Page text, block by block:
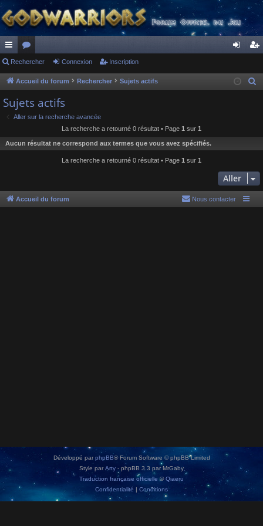
ac
co
ur
ci
or
u
s
ne cri
Rechercher Connexion Inscription
Accueil du forum Rechercher Sujets actifs
h
e
Sujets actifs
Aller sur la recherche avancée
La recherche a retourné 0 résultat • Page 1 sur 1
Aucun résultat ne correspond aux termes que vous avez spécifiés.
La recherche a retourné 0 résultat • Page 1 sur 1
Aller
Accueil du forum Nous contacter
Développé par phpBB® Forum Software © phpBB Limited
Style parArty - phpBB 3.3 par MrGaby
Traduction française officielle ©Qiaeru
Confidentialité | Conditions